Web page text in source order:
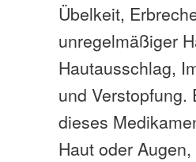
Übelkeit,
unregelmäßiger
Hautausschlag,
und Verstopfung.
dieses
Haut oder